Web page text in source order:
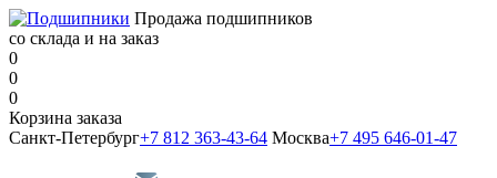
Продажа подшипников
со склада и на заказ
0
0
0
Корзина заказа
Санкт-Петербург+7 812 363-43-64 Москва+7 495 646-01-47